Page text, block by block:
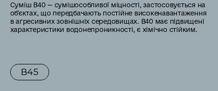
Суміш В40 — сумішособливої міцності, застосовується на
обʼєктах, що передбачають постійне високенавантаження
в агресивних зовнішніх середовищах. В40 має підвищені
характеристики водонепроникності, є хімічно стійким.
В45